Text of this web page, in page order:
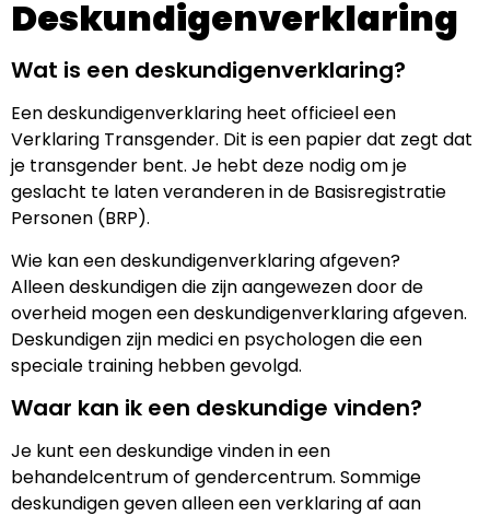
Deskundigenverklaring
Wat is een deskundigenverklaring?
Een deskundigenverklaring heet officieel een
Verklaring Transgender. Dit is een papier dat zegt dat
je transgender bent. Je hebt deze nodig om je
geslacht te laten veranderen in de Basisregistratie
Personen (BRP).
Wie kan een deskundigenverklaring afgeven?
Alleen deskundigen die zijn aangewezen door de
overheid mogen een deskundigenverklaring afgeven.
Deskundigen zijn medici en psychologen die een
speciale training hebben gevolgd.
Waar kan ik een deskundige vinden?
Je kunt een deskundige vinden in een
behandelcentrum of gendercentrum. Sommige
deskundigen geven alleen een verklaring af aan